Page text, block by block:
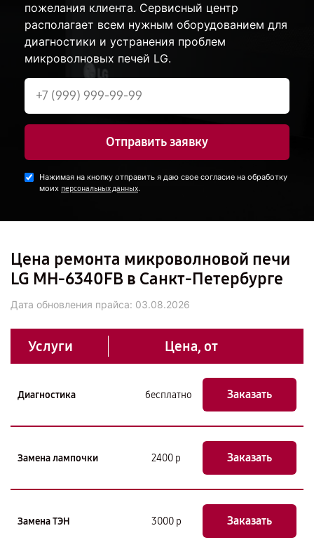
пожелания клиента. Сервисный центр
располагает всем нужным оборудованием для
диагностики и устранения проблем
микроволновых печей LG.
Отправить заявку
Нажимая на кнопку отправить я даю свое согласие на обработку
моих персональных данных.
Цена ремонта микроволновой печи
LG MH-6340FB в Санкт-Петербурге
Дата обновления прайса: 03.08.2026
Услуги Цена, от
Диагностика бесплатно Заказать
Замена лампочки 2400 р Заказать
Замена ТЭН 3000 р Заказать